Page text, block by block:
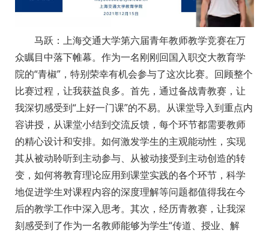
马跃：上海交通大学第六届青年教师教学竞赛在万
众瞩目中落下帷幕。作为一名刚刚回国入职交大教育学
院的“青椒”，特别荣幸有机会参与了这次比赛。回顾整个
比赛过程，让我获益良多。首先，通过备战青教赛，让
我深切感受到“上好一门课”的不易。从课堂导入到重点内
容讲授，从课堂小结到交流反馈，每个环节都需要教师
的精心设计和安排。如何激发学生的主观能动性，实现
其从被动聆听到主动参与、从被动接受到主动创造的转
变，如何将教育理论应用到课堂实践的各个环节，科学
地促进学生对课程内容的深度理解等问题都值得我在今
后的教学工作中深入思考。其次，经历青教赛，让我深
刻感受到了作为一名教师能够为学生“传道、授业、解